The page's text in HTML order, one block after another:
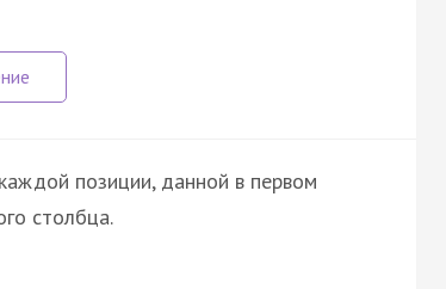
позиции, данной в первом
столбца.